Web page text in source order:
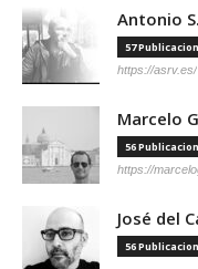
Antonio
57
https://asrv.es/
Marcelo
56
https://
José del
56